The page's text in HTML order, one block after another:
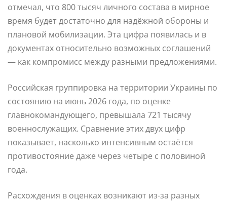
отмечал, что 800 тысяч личного состава в мирное
время будет достаточно для надёжной обороны и
плановой мобилизации. Эта цифра появилась и в
документах относительно возможных соглашений
— как компромисс между разными предложениями.
Российская группировка на территории Украины по
состоянию на июнь 2026 года, по оценке
главнокомандующего, превышала 721 тысячу
военнослужащих. Сравнение этих двух цифр
показывает, насколько интенсивным остаётся
противостояние даже через четыре с половиной
года.
Расхождения в оценках возникают из-за разных